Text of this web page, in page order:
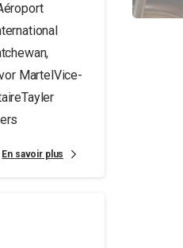
MartelVice-
En savoir plus